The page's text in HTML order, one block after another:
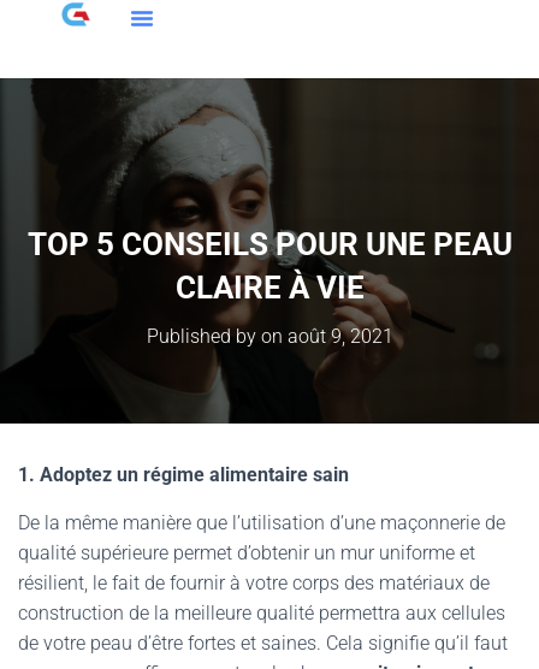
TOP 5 CONSEILS POUR UNE PEAU
CLAIRE À VIE
Published by on août 9, 2021
1. Adoptez un régime alimentaire sain
De la même manière que l’utilisation d’une maçonnerie de
qualité supérieure permet d’obtenir un mur uniforme et
résilient, le fait de fournir à votre corps des matériaux de
construction de la meilleure qualité permettra aux cellules
de votre peau d’être fortes et saines. Cela signifie qu’il faut